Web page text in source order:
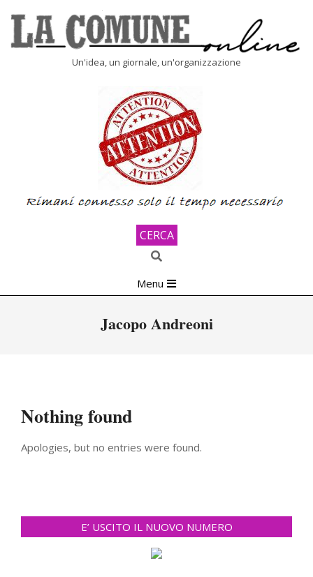
content
Un'idea, un giornale, un'organizzazione
CERCA
Search
Navigation
Menu
Jacopo Andreoni
Nothing found
Apologies, but no entries were found.
E’ USCITO IL NUOVO NUMERO